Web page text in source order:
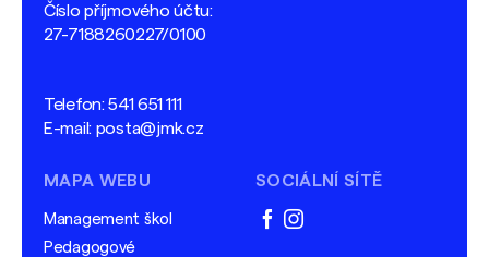
Číslo příjmového účtu:
27-7188260227/0100
Telefon:541 651 111
E-mail: posta@jmk.cz
MAPA WEBU
Management škol
Pedagogové
SOCIÁLNÍ SÍTĚ
facebook
instagram